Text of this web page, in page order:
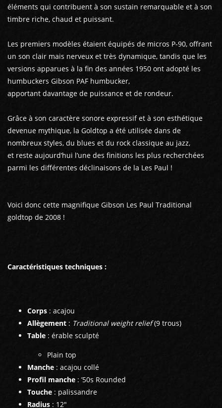
éléments qui contribuent à son sustain remarquable et à son
timbre riche, chaud et puissant.
Les premiers modèles étaient équipés de micros P-90, offrant
un son clair mais nerveux et très dynamique, tandis que les
versions apparues à la fin des années 1950 ont adopté les
humbuckers Gibson PAF humbucker,
apportant davantage de puissance et de rondeur.
Grâce à son caractère sonore expressif et à son esthétique
devenue mythique, la Goldtop a été utilisée dans de
nombreux styles, du blues et du rock classique au jazz,
et reste aujourd’hui l’une des finitions les plus recherchées
parmi les différentes déclinaisons de la Les Paul !
Voici donc cette magnifique Gibson Les Paul Traditional
goldtop de 2008 !
Caractéristiques techniques :
Corps : acajou
Allègement : Traditional weight relief(9 trous)
Table : érable sculpté
Plain top
Manche : acajou collé
Profil manche : ’50s Rounded
Touche : palissandre
Radius : 12"